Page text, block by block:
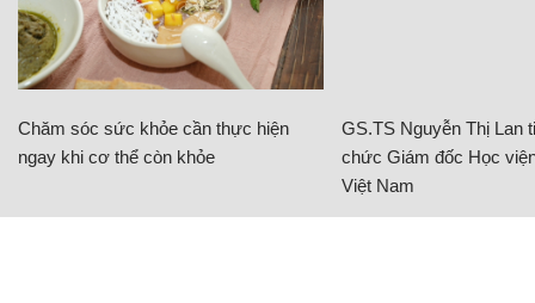
Chăm sóc sức khỏe cần thực hiện
ngay khi cơ thể còn khỏe
GS.TS Nguyễn Thị Lan
chức Giám đốc Học
Việt Nam